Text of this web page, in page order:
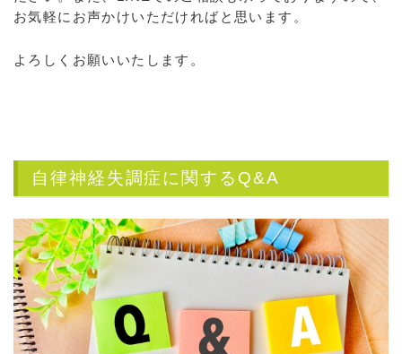
お気軽にお声かけいただければと思います。
よろしくお願いいたします。
自律神経失調症に関するQ&A